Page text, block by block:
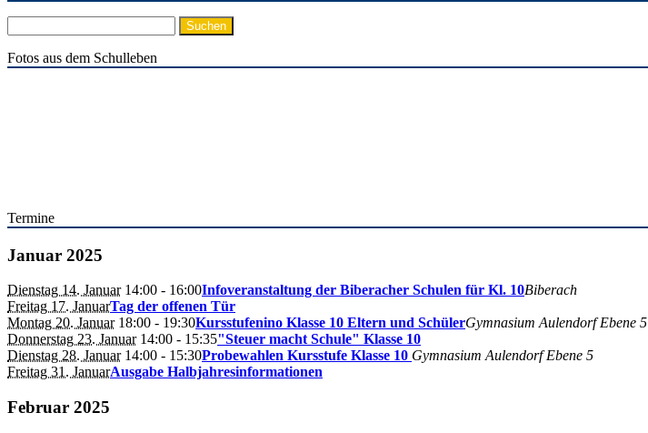
nach:
Fotos aus dem Schulleben
Termine
Januar 2025
Dienstag 14. Januar14:00 - 16:00Infoveranstaltung der Biberacher Schulen für Kl. 10Biberach
Freitag 17. JanuarTag der offenen Tür
Montag 20. Januar18:00 - 19:30Kursstufenino Klasse 10 Eltern und SchülerGymnasium Aulendorf Ebene 5
Donnerstag 23. Januar14:00 - 15:35"Steuer macht Schule" Klasse 10
Dienstag 28. Januar14:00 - 15:30Probewahlen Kursstufe Klasse 10 Gymnasium Aulendorf Ebene 5
Freitag 31. JanuarAusgabe Halbjahresinformationen
Februar 2025